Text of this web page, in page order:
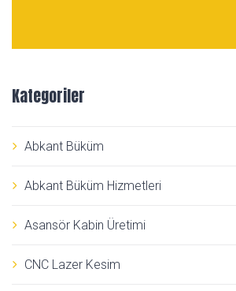
Kategoriler
Abkant Büküm
Abkant Büküm Hizmetleri
Asansör Kabin Üretimi
CNC Lazer Kesim